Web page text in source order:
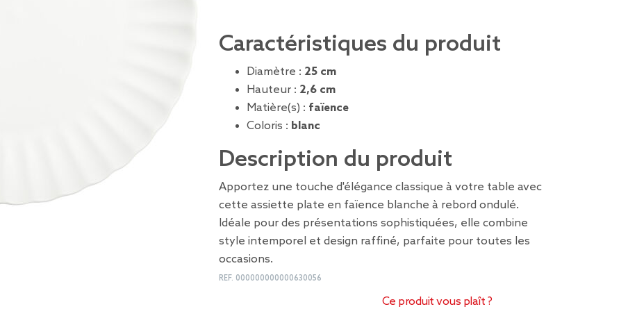
Caractéristiques du produit
Diamètre : 25 cm
Hauteur : 2,6 cm
Matière(s) : faïence
Coloris : blanc
Description du produit
Apportez une touche d'élégance classique à votre table avec
cette assiette plate en faïence blanche à rebord ondulé.
Idéale pour des présentations sophistiquées, elle combine
style intemporel et design raffiné, parfaite pour toutes les
occasions.
REF. 000000000000630056
Ce produit vous plaît ?